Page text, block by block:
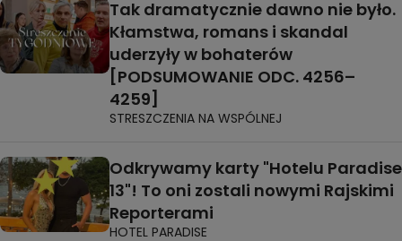
Tak dramatycznie dawno nie było.
Kłamstwa, romans i skandal
uderzyły w bohaterów
[PODSUMOWANIE ODC. 4256–
4259]
STRESZCZENIA NA WSPÓLNEJ
Odkrywamy karty "Hotelu Paradise
13"! To oni zostali nowymi Rajskimi
Reporterami
HOTEL PARADISE